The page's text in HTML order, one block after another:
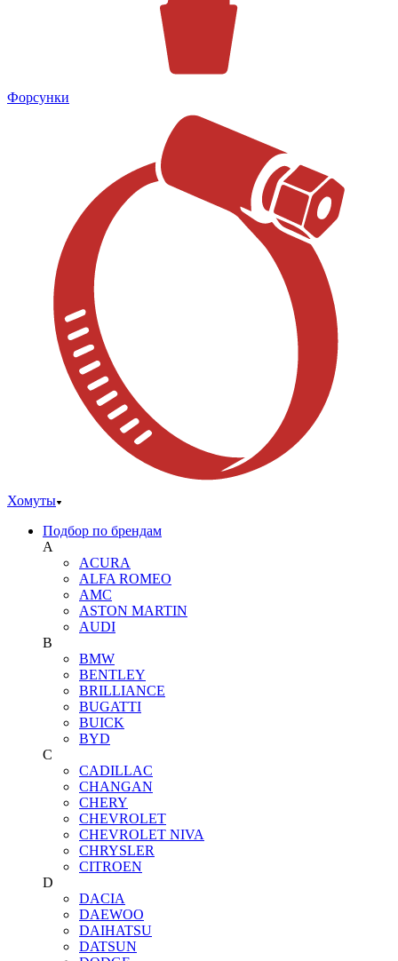
Форсунки
Хомуты
Подбор по брендам
A
ACURA
ALFA ROMEO
AMC
ASTON MARTIN
AUDI
B
BMW
BENTLEY
BRILLIANCE
BUGATTI
BUICK
BYD
C
CADILLAC
CHANGAN
CHERY
CHEVROLET
CHEVROLET NIVA
CHRYSLER
CITROEN
D
DACIA
DAEWOO
DAIHATSU
DATSUN